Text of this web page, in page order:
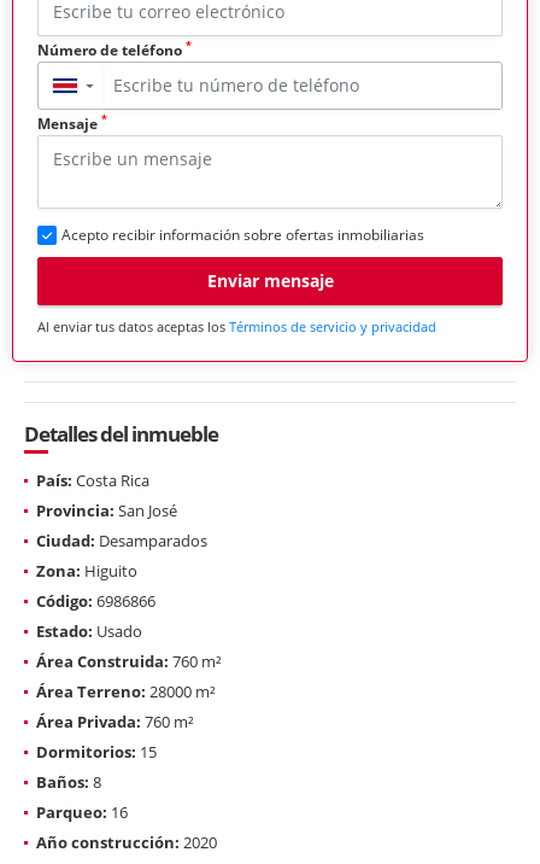
Número de teléfono *
▼
Mensaje *
Acepto recibir información sobre ofertas inmobiliarias
Enviar mensaje
Al enviar tus datos aceptas los Términos de servicio y privacidad
Detalles del inmueble
País: Costa Rica
Provincia: San José
Ciudad: Desamparados
Zona: Higuito
Código: 6986866
Estado: Usado
Área Construida: 760 m²
Área Terreno: 28000 m²
Área Privada: 760 m²
Dormitorios: 15
Baños: 8
Parqueo: 16
Año construcción: 2020